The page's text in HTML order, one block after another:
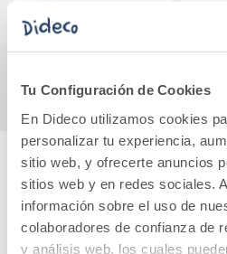
Tu Configuración de Cookies
En Dideco utilizamos cookies
personalizar tu experiencia,
sitio web, y ofrecerte anuncios
sitios web y en redes sociales.
información sobre el uso de
colaboradores de confianza de
y análisis web, los cuales
39,00€
Cuéntanos
¡Sé el primero en